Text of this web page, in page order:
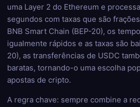
uma Layer 2 do Ethereum e
segundos com taxas que são
BNB Smart Chain (BEP-20), os
igualmente rápidos e as taxas são
20), as transferências de USDC
baratas, tornando-o uma escolha
apostas de cripto.
A regra chave: sempre combine a